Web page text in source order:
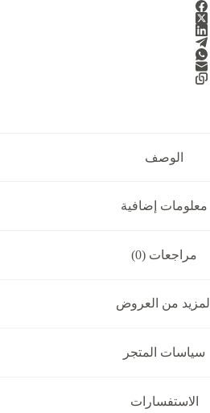
الوصف
معلومات إضافية
مراجعات (0)
المزيد من العروض
سياسات المتجر
الاستفسارات